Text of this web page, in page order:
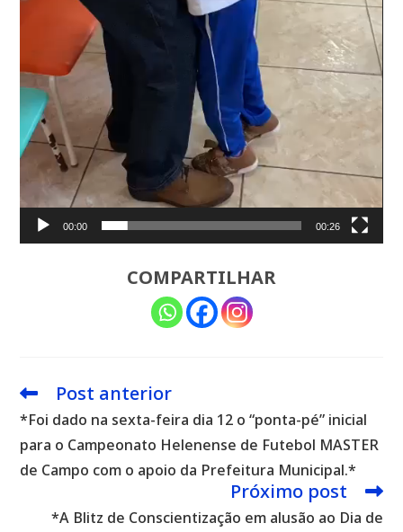
00:00 00:26
COMPARTILHAR
Leia
artigos
Post anterior
*Foi dado na sexta-feira dia 12 o “ponta-pé” inicial
para o Campeonato Helenense de Futebol MASTER
de Campo com o apoio da Prefeitura Municipal.*
Próximo post
*A Blitz de Conscientização em alusão ao Dia de